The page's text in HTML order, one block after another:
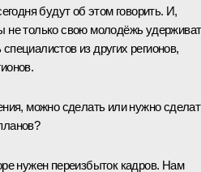
будут об этом говорить. И,
не только свою молодёжь
из других регионов,
можно сделать или нужно
нужен переизбыток кадров. Нам